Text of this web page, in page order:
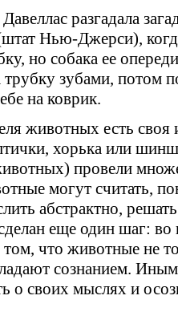
разгадала
Нью-Джерси),
но собака ее
зубами, потом
на коврик.
животных есть своя
хорька или
провели
могут считать,
абстрактно,
еще один шаг:
что животные не
сознанием.
о своих мыслях и